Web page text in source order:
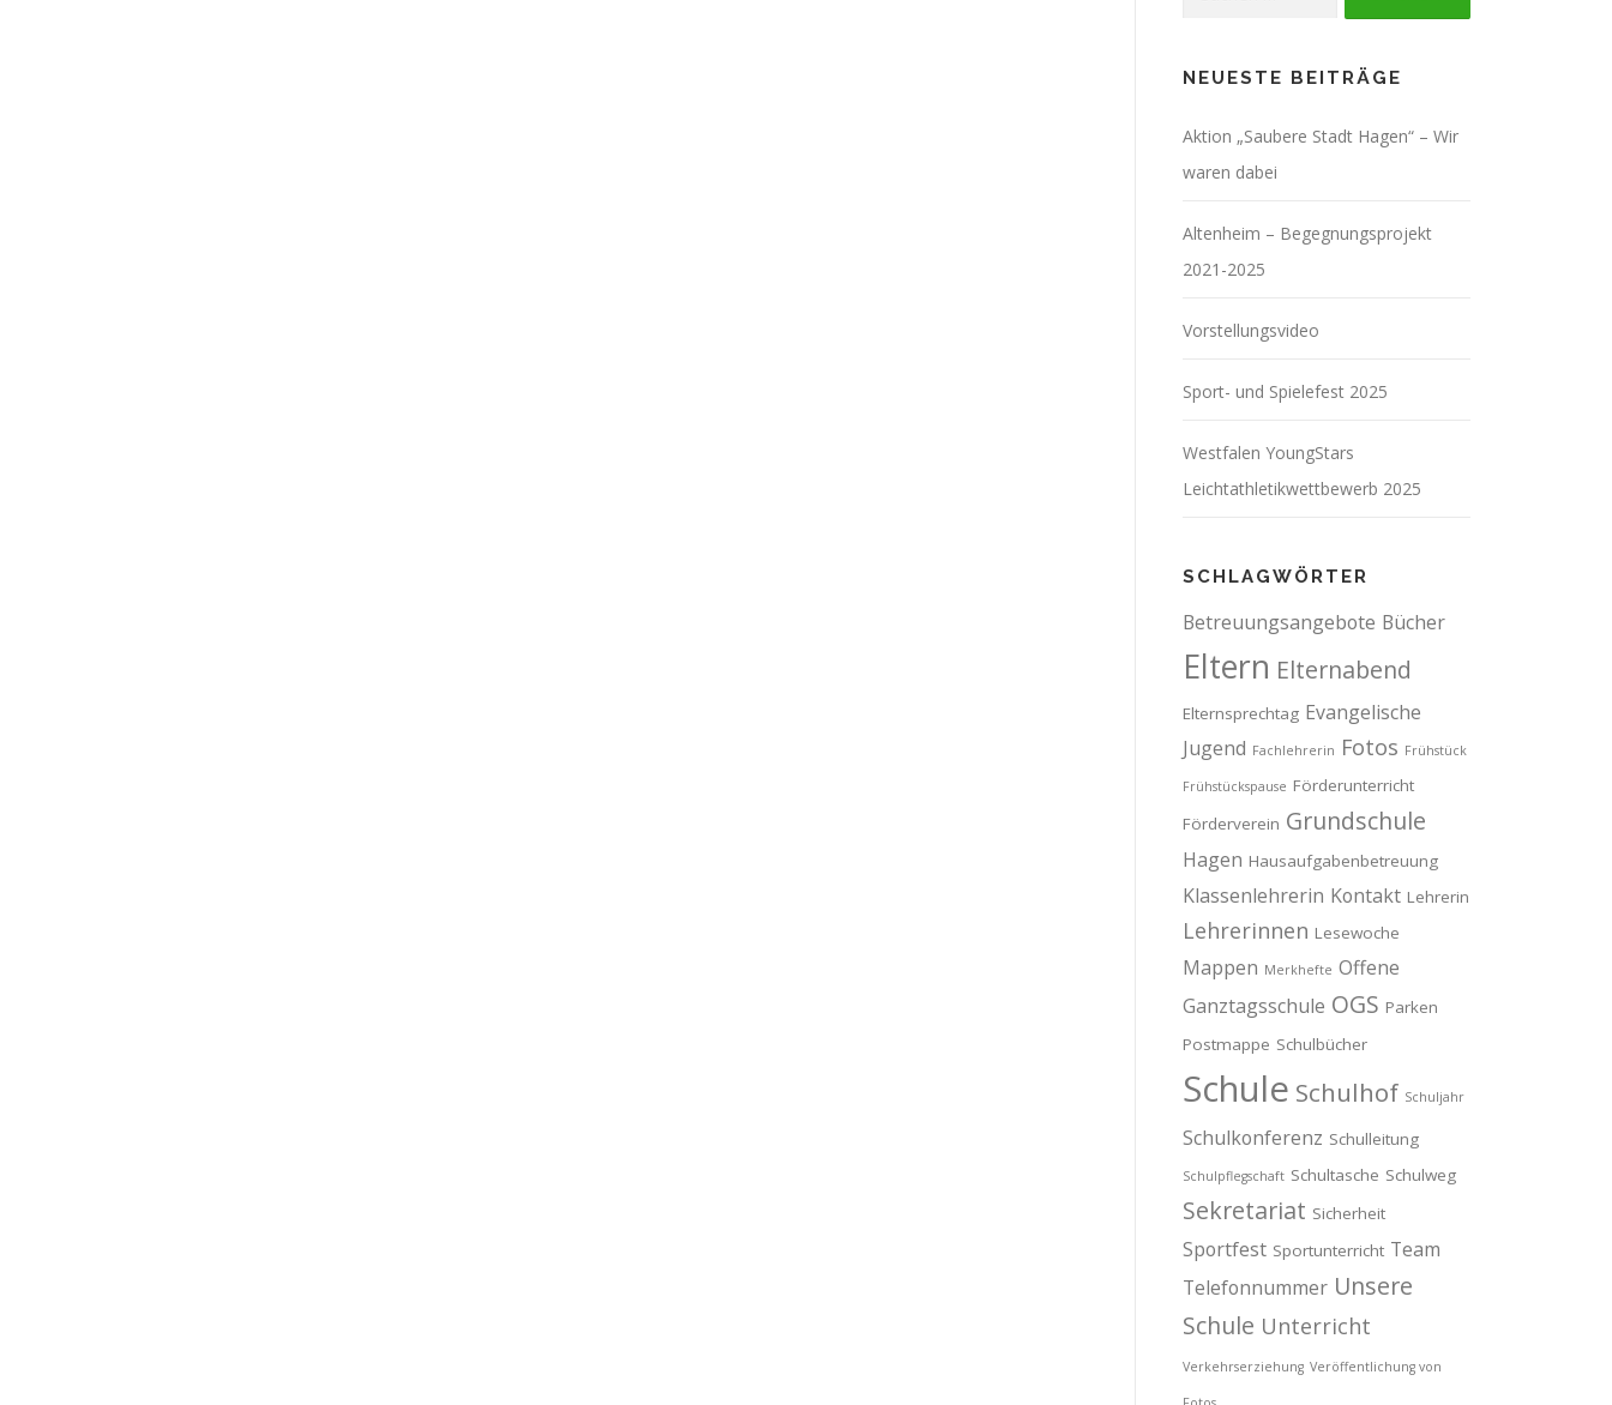
NEUESTE BEITRÄGE
Aktion „Saubere Stadt Hagen“ – Wir
waren dabei
Altenheim – Begegnungsprojekt
2021-2025
Vorstellungsvideo
Sport- und Spielefest 2025
Westfalen YoungStars
Leichtathletikwettbewerb 2025
SCHLAGWÖRTER
Betreuungsangebote Bücher
Eltern Elternabend
Elternsprechtag Evangelische
Jugend Fachlehrerin Fotos Frühstück
Frühstückspause Förderunterricht
Förderverein Grundschule
Hagen Hausaufgabenbetreuung
Klassenlehrerin Kontakt Lehrerin
Lehrerinnen Lesewoche
Mappen Merkhefte Offene
Ganztagsschule OGS Parken
Postmappe Schulbücher
Schule Schulhof Schuljahr
Schulkonferenz Schulleitung
Schulpflegschaft Schultasche Schulweg
Sekretariat Sicherheit
Sportfest Sportunterricht Team
Telefonnummer Unsere
Schule Unterricht
Verkehrserziehung Veröffentlichung von